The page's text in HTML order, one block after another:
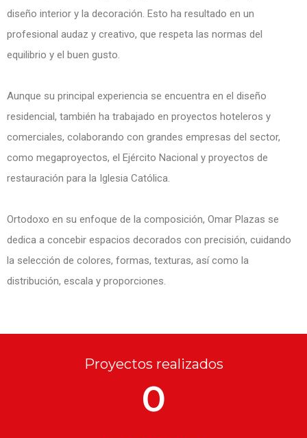
diseño interior y la decoración. Esto ha resultado en un
profesional audaz y creativo, que respeta las normas del
equilibrio y el buen gusto.
Aunque su principal experiencia se encuentra en el diseño
residencial, también ha trabajado en proyectos hoteleros y
comerciales, colaborando con grandes empresas del sector,
como megaproyectos, el Ejército Nacional y proyectos de
restauración para la Iglesia Católica.
Ortodoxo en su enfoque de la composición, Omar Plazas se
dedica a concebir espacios decorados con precisión, cuidando
la selección de colores, formas, texturas, así como la
distribución, escala y proporciones.
Proyectos realizados
0